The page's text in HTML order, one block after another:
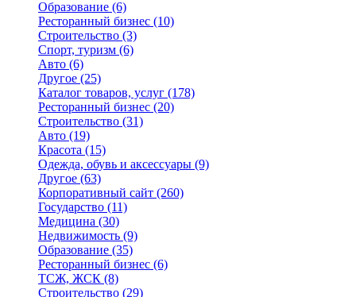
Образование (6)
Ресторанный бизнес (10)
Строительство (3)
Спорт, туризм (6)
Авто (6)
Другое (25)
Каталог товаров, услуг (178)
Ресторанный бизнес (20)
Строительство (31)
Авто (19)
Красота (15)
Одежда, обувь и аксессуары (9)
Другое (63)
Корпоративный сайт (260)
Государство (11)
Медицина (30)
Недвижимость (9)
Образование (35)
Ресторанный бизнес (6)
ТСЖ, ЖСК (8)
Строительство (29)